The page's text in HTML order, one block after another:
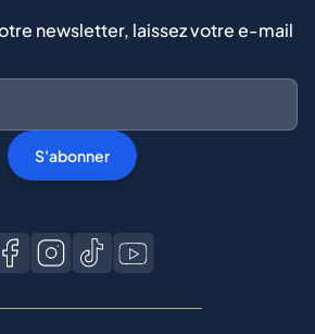
newsletter, laissez votre e-mail
S'abonner